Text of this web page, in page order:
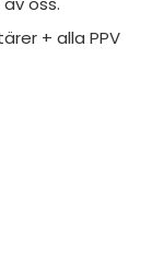
+ alla PPV